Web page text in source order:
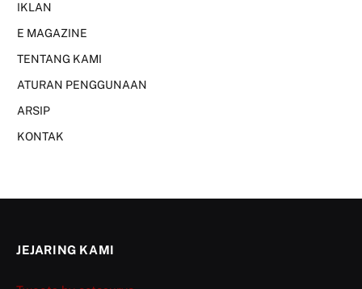
IKLAN
E MAGAZINE
TENTANG KAMI
ATURAN PENGGUNAAN
ARSIP
KONTAK
JEJARING KAMI